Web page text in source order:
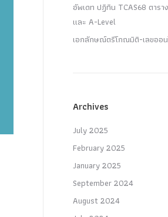
อัพเดท ปฏิทิน TCAS68 ตาร
และ A-Level
เอกลักษณ์ตรีโกณมิติ-เลขออ
Archives
July 2025
February 2025
January 2025
September 2024
August 2024